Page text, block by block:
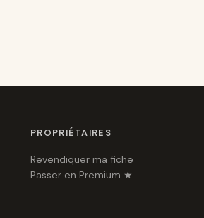
PROPRIÉTAIRES
Revendiquer ma fiche
Passer en Premium ★